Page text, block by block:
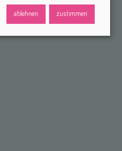
ablehnen zustimmen